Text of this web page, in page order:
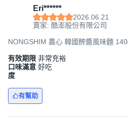
Eri******
2026.06.21
賣家: 酷澎股份有限公司
NONGSHIM 農心 韓國醡醬風味麵
有效期限 非常充裕
口味滿意
度
好吃
有幫助